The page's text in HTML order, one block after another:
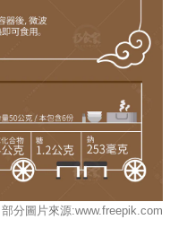
部分圖片來源:www.freepik.com